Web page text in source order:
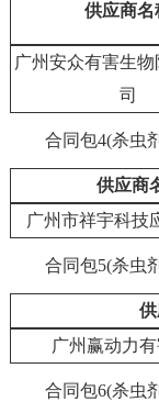
供应商名
广州安众有害生
司
合同包4(杀虫
供应商
广州市祥宇科技
合同包5(杀虫
广州赢动力
合同包6(杀虫